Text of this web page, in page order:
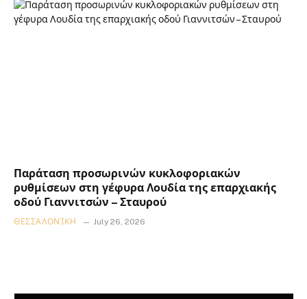
Παράταση προσωρινών κυκλοφοριακών
ρυθμίσεων στη γέφυρα Λουδία της επαρχιακής
οδού Γιαννιτσών – Σταυρού
ΘΕΣΣΑΛΟΝΊΚΗ July 26, 2026